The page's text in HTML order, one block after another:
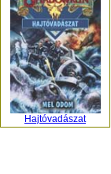
Hajtóvadászat